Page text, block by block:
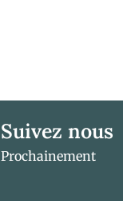
Suivez nous
Prochainement